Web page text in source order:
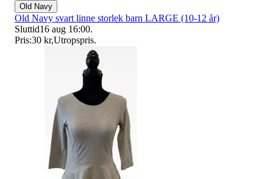
Old Navy
Old Navy svart linne storlek barn LARGE (10-12 år)
Sluttid16 aug 16:00.
Pris:30 kr,Utropspris.